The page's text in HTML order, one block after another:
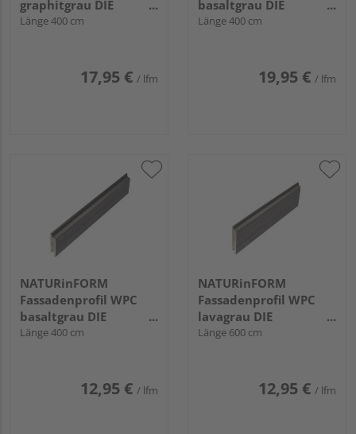
graphitgrau DIE
GESTALTENDE -
Länge 400 cm
17,95 € / lfm
basaltgrau DIE
GESTALTENDE
Länge 400 cm
19,95 € / lfm
NATURinFORM
Fassadenprofil WPC
basaltgrau DIE
GESTALTENDE
Länge 400 cm
12,95 € / lfm
NATURinFORM
Fassadenprofil WPC
lavagrau DIE
GESTALTENDE
Länge 600 cm
12,95 € / lfm